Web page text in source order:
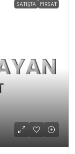
SATIŞTA FIRSAT